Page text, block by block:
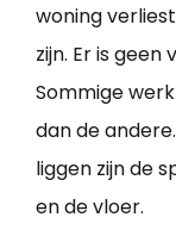
woning
zijn. Er is
Sommige
dan de
liggen zijn de
en de vloer.